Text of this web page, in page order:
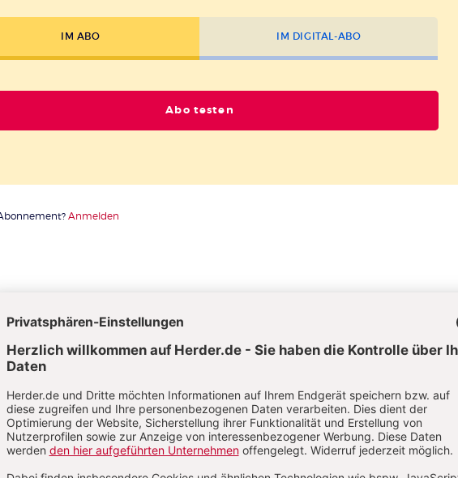
IM ABO IM DIGITAL-ABO
Abo testen
Anmelden
Johanna Nolte
Diplom-Sozialpädagogin, systemische Therapeutin (SG) und hat einen
Abschluss in Sozial- und Gesundheitsmanagement (MBA). Sie arbeitet als
Fachberaterin für Kitas beim Verband Ev. Tageseinrichtungen in
Schleswig-Holstein e. V. Seit 2007 liegt ihr Arbeitsschwerpunkt auf der
Entwicklung von Schutzkonzepten in Kitas.